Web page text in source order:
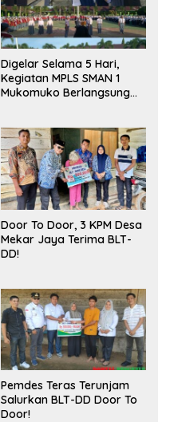
Digelar Selama 5 Hari,
Kegiatan MPLS SMAN 1
Mukomuko Berlangsung
Door To Door, 3 KPM Desa
Mekar Jaya Terima BLT-
DD!
Pemdes Teras Terunjam
Salurkan BLT-DD Door To
Door!